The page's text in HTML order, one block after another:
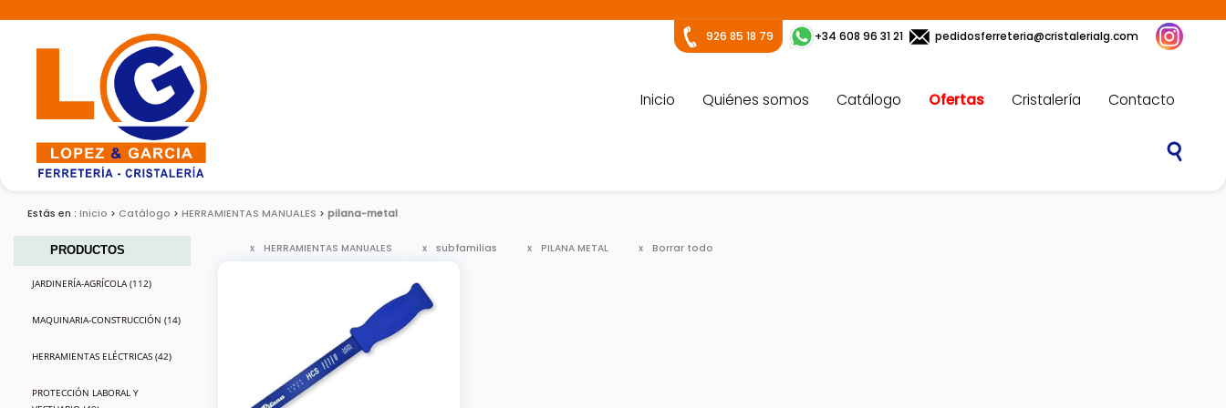
926 85 18 79 +34 608 96 31 21 pedidosferreteria@cristalerialg.com
Inicio Quiénes somos Catálogo Ofertas Cristalería Contacto
Estás en : Inicio Catálogo HERRAMIENTAS MANUALES pilana-metal
PRODUCTOS
JARDINERÍA-AGRÍCOLA (112)
MAQUINARIA-CONSTRUCCIÓN (14)
HERRAMIENTAS ELÉCTRICAS (42)
PROTECCIÓN LABORAL Y
HERRAMIENTAS MANUALES subfamilias PILANA METAL Borrar todo